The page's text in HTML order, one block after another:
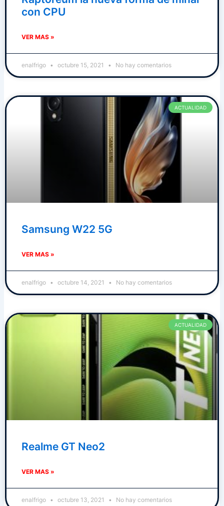
con CPU
VER MAS »
enalfrigo octubre 15, 2021 No hay comentarios
ACTUALIDAD
Samsung W22 5G
VER MAS »
enalfrigo octubre 14, 2021 No hay comentarios
ACTUALIDAD
Realme GT Neo2
VER MAS »
enalfrigo octubre 13, 2021 No hay comentarios